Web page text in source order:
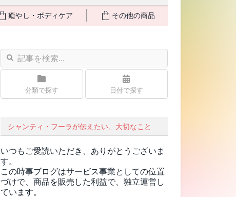
癒やし・ボディケア その他の商品
分類で探す 日付で探す
シャンティ・フーラが伝えたい、大切なこと
いつもご愛読いただき、ありがとうございま
す。
この時事ブログはサービス事業としての位置
づけで、商品を販売した利益で、独立運営し
ています。